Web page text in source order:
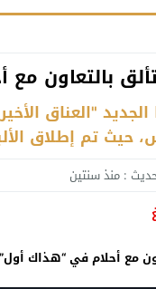
بالتعاون مع
إطلاق الألبوم رسميًا
: منذ سنتين
مع أحلام في “هذاك أول”